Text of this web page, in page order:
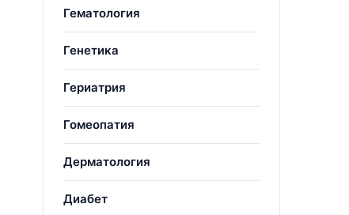
Гематология
Генетика
Гериатрия
Гомеопатия
Дерматология
Диабет